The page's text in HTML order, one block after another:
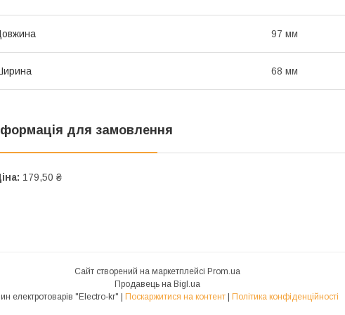
97 мм
68 мм
для замовлення
179,50 ₴
Сайт створений на маркетплейсі Prom.ua
Продавець на Bigl.ua
Поскаржитися на контент Політика конфіденційності